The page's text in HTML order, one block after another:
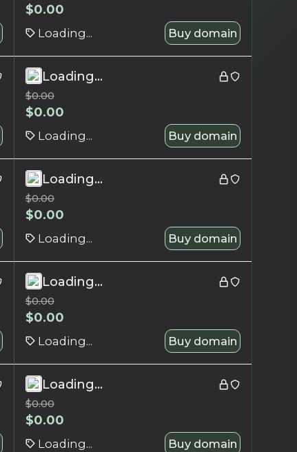
$0.00
Loading... Buy domain
Loading...
$0.00
$0.00
Loading... Buy domain
Loading...
$0.00
$0.00
Loading... Buy domain
Loading...
$0.00
$0.00
Loading... Buy domain
Loading...
$0.00
$0.00
Loading... Buy domain